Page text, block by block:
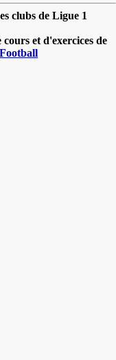
clubs de Ligue 1
cours et d'exercices de
Football